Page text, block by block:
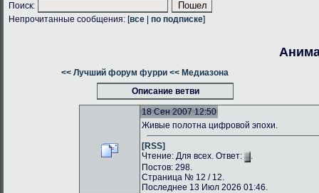
Поиск:
Непрочитанные сообщения: [все по подписке]
<< Лучший форум фурри << Медиазона
Описание ветви
18 Сен 2007 12:50
Живые полотна цифровой эпохи.
[RSS]
Чтение: Для всех. Ответ:
.
Постов: 298.
Страница № 12 / 12.
Последнее 13 Июл 2026 01:46.